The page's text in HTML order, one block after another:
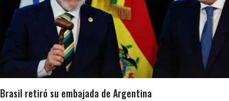
Brasil retiró su embajada de Argentina